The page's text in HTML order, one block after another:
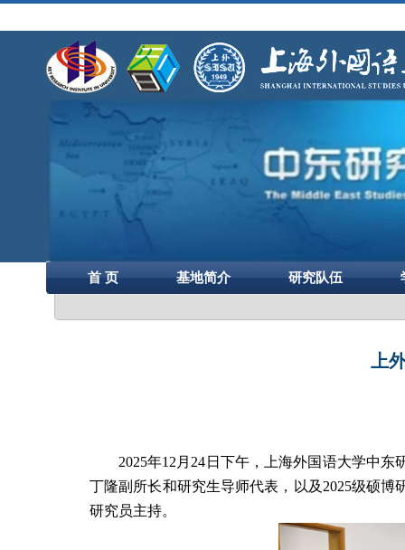
首 页 基地简介 研究队伍
上
2025年12 月 24 日下午，上海外国语大学中东
丁隆副所长和研究生导师代表，以及 2025级硕博
研究员主持。